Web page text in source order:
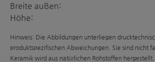
Breite außen:
Höhe:
Hinweis: Die Abbildungen unterliegen
produktspezifischen Abweichungen. Sie sind nicht
Keramik wird aus natürlichen Rohstoffen